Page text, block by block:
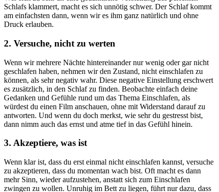
Schlafs klammert, macht es sich unnötig schwer. Der Schlaf kommt
am einfachsten dann, wenn wir es ihm ganz natürlich und ohne
Druck erlauben.
2. Versuche, nicht zu werten
Wenn wir mehrere Nächte hintereinander nur wenig oder gar nicht
geschlafen haben, nehmen wir den Zustand, nicht einschlafen zu
können, als sehr negativ wahr. Diese negative Einstellung erschwert
es zusätzlich, in den Schlaf zu finden. Beobachte einfach deine
Gedanken und Gefühle rund um das Thema Einschlafen, als
würdest du einen Film anschauen, ohne mit Widerstand darauf zu
antworten. Und wenn du doch merkst, wie sehr du gestresst bist,
dann nimm auch das ernst und atme tief in das Gefühl hinein.
3. Akzeptiere, was ist
Wenn klar ist, dass du erst einmal nicht einschlafen kannst, versuche
zu akzeptieren, dass du momentan wach bist. Oft macht es dann
mehr Sinn, wieder aufzustehen, anstatt sich zum Einschlafen
zwingen zu wollen. Unruhig im Bett zu liegen, führt nur dazu, dass